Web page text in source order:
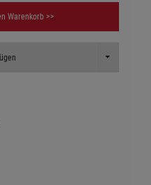
Warenkorb >>
Toggle